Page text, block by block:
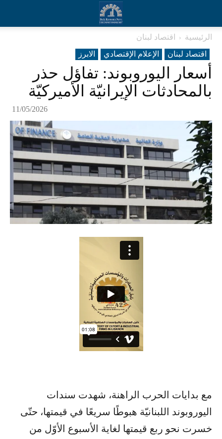
الرئيسية
اقتصاد لبنان
اقتصاد لبنان
الإعلام الإقتصادي الابرز
أسعار اليوروبوند: تفاؤل حذر
بالمحادثات الإيرانيّة الأميركيّة
11/05/2026
مع بدايات الحرب الراهنة، شهدت سندات
اليوروبوند اللبنانيّة هبوطًا سريعًا في قيمتها، حتّى
خسرت نحو ربع قيمتها لغاية الأسبوع الأوّل من